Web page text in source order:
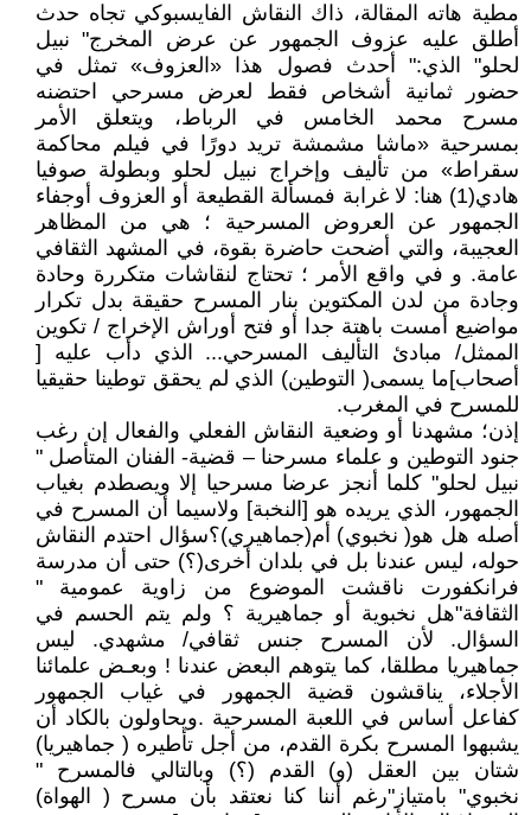
مطية هاته المقالة، ذاك النقاش الفايسبوكي تجاه حدث
أطلق عليه عزوف الجمهور عن عرض المخرج" نبيل
لحلو" الذي:" أحدث فصول هذا «العزوف» تمثل في
حضور ثمانية أشخاص فقط لعرض مسرحي احتضنه
مسرح محمد الخامس في الرباط، ويتعلق الأمر
بمسرحية «ماشا مشمشة تريد دورًا في فيلم محاكمة
سقراط» من تأليف وإخراج نبيل لحلو وبطولة صوفيا
هادي(1) هنا: لا غرابة فمسألة القطيعة أو العزوف أوجفاء
الجمهور عن العروض المسرحية ؛ هي من المظاهر
العجيبة، والتي أضحت حاضرة بقوة، في المشهد الثقافي
عامة. و في واقع الأمر ؛ تحتاج لنقاشات متكررة وحادة
وجادة من لدن المكتوين بنار المسرح حقيقة بدل تكرار
مواضيع أمست باهتة جدا أو فتح أوراش الإخراج / تكوين
الممثل/ مبادئ التأليف المسرحي... الذي دأب عليه [
أصحاب]ما يسمى( التوطين) الذي لم يحقق توطينا حقيقيا
للمسرح في المغرب.
إذن؛ مشهدنا أو وضعية النقاش الفعلي والفعال إن رغب
جنود التوطين و علماء مسرحنا – قضية- الفنان المتأصل "
نبيل لحلو" كلما أنجز عرضا مسرحيا إلا ويصطدم بغياب
الجمهور، الذي يريده هو [النخبة] ولاسيما أن المسرح في
أصله هل هو( نخبوي) أم(جماهيري)؟سؤال احتدم النقاش
حوله، ليس عندنا بل في بلدان أخرى(؟) حتى أن مدرسة
فرانكفورت ناقشت الموضوع من زاوية عمومية "
الثقافة"هل نخبوية أو جماهيرية ؟ ولم يتم الحسم في
السؤال. لأن المسرح جنس ثقافي/ مشهدي. ليس
جماهيريا مطلقا، كما يتوهم البعض عندنا ! وبعـض علمائنا
الأجلاء، يناقشون قضية الجمهور في غياب الجمهور
كفاعل أساس في اللعبة المسرحية .ويحاولون بالكاد أن
يشبهوا المسرح بكرة القدم، من أجل تأطيره ( جماهيريا)
شتان بين العقل (و) القدم (؟) وبالتالي فالمسرح "
نخبوي" بامتياز"رغم أننا كنا نعتقد بأن مسرح ( الهواة)